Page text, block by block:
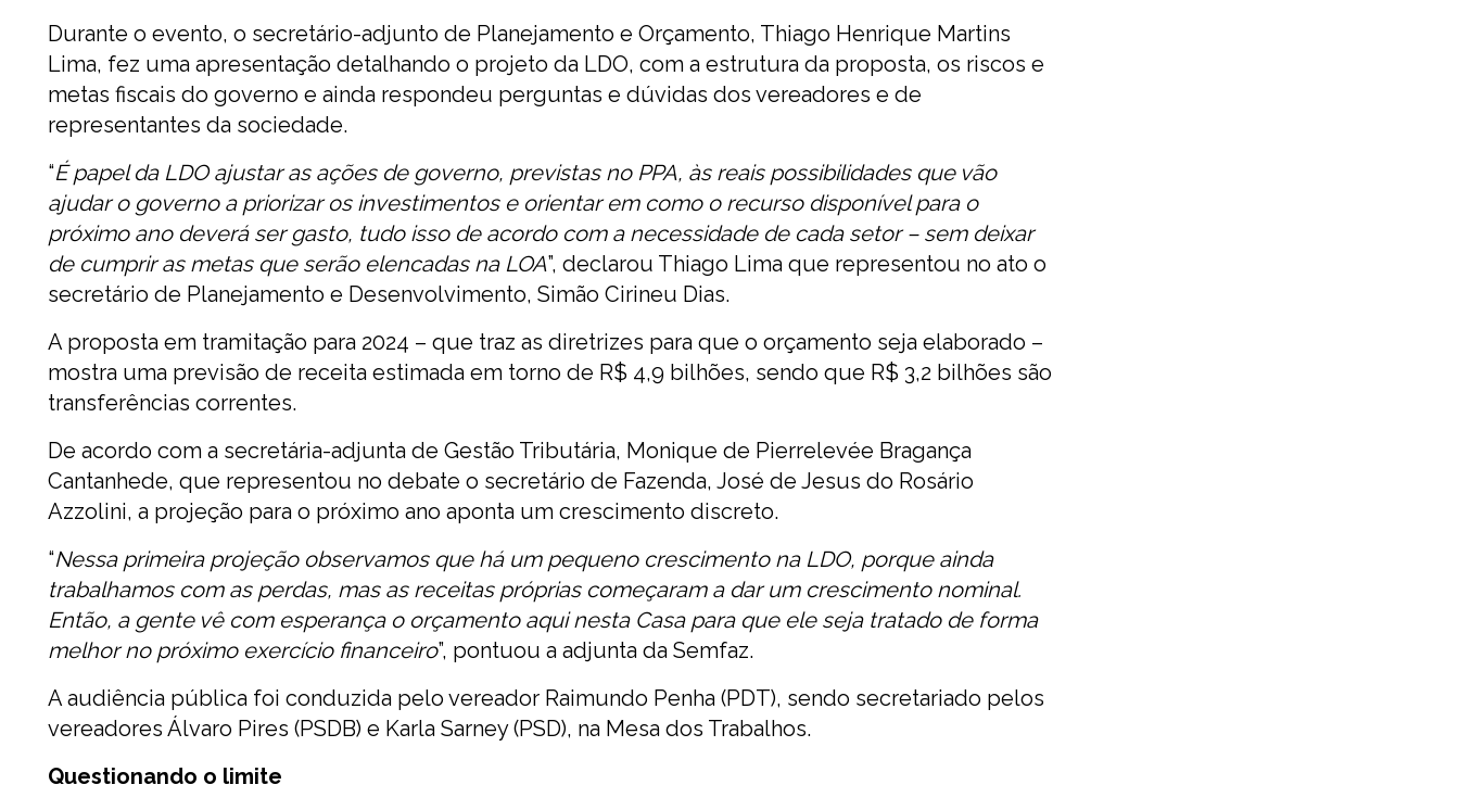
Durante o evento, o secretário-adjunto de Planejamento e Orçamento, Thiago Henrique Martins
Lima, fez uma apresentação detalhando o projeto da LDO, com a estrutura da proposta, os riscos e
metas fiscais do governo e ainda respondeu perguntas e dúvidas dos vereadores e de
representantes da sociedade.
“É papel da LDO ajustar as ações de governo, previstas no PPA, às reais possibilidades que vão
ajudar o governo a priorizar os investimentos e orientar em como o recurso disponível para o
próximo ano deverá ser gasto, tudo isso de acordo com a necessidade de cada setor – sem deixar
de cumprir as metas que serão elencadas na LOA”, declarou Thiago Lima que representou no ato o
secretário de Planejamento e Desenvolvimento, Simão Cirineu Dias.
A proposta em tramitação para 2024 – que traz as diretrizes para que o orçamento seja elaborado –
mostra uma previsão de receita estimada em torno de R$ 4,9 bilhões, sendo que R$ 3,2 bilhões são
transferências correntes.
De acordo com a secretária-adjunta de Gestão Tributária, Monique de Pierrelevée Bragança
Cantanhede, que representou no debate o secretário de Fazenda, José de Jesus do Rosário
Azzolini, a projeção para o próximo ano aponta um crescimento discreto.
“Nessa primeira projeção observamos que há um pequeno crescimento na LDO, porque ainda
trabalhamos com as perdas, mas as receitas próprias começaram a dar um crescimento nominal.
Então, a gente vê com esperança o orçamento aqui nesta Casa para que ele seja tratado de forma
melhor no próximo exercício financeiro”, pontuou a adjunta da Semfaz.
A audiência pública foi conduzida pelo vereador Raimundo Penha (PDT), sendo secretariado pelos
vereadores Álvaro Pires (PSDB) e Karla Sarney (PSD), na Mesa dos Trabalhos.
Questionando o limite